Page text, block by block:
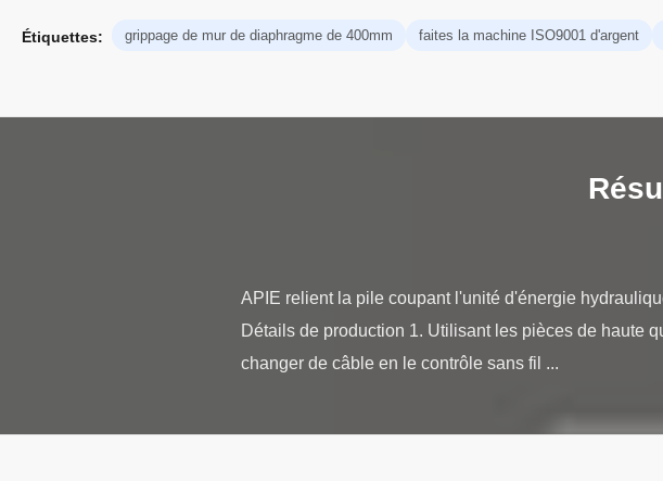
Étiquettes: grippage de mur de diaphragme de 400mm faites la machine ISO9001 d'argent
APIE relient la pile coupant l'unité d'énergie
Détails de production 1. Utilisant les pièces de haute